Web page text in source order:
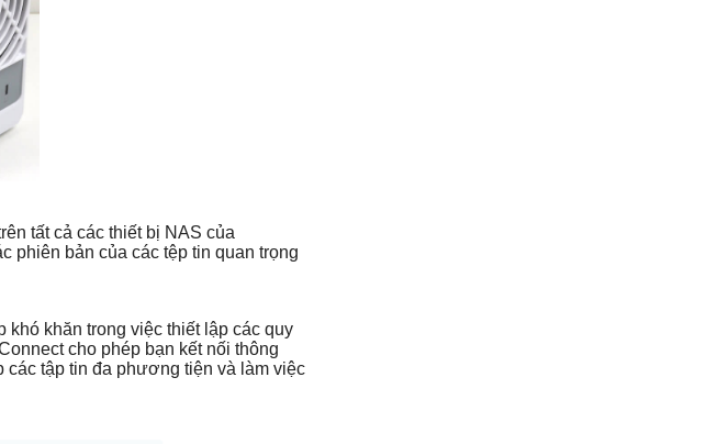
tất cả các thiết bị NAS của
phiên bản của các tệp tin quan trọng
khó khăn trong việc thiết lập các quy
cho phép bạn kết nối thông
các tập tin đa phương tiện và làm việc